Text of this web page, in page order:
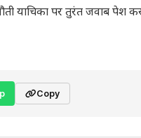
याचिका पर तुरंत जवाब पेश
Copy